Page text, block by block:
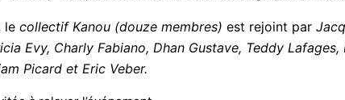
le collectif Kanou (douze membres) est rejoint par
Evy, Charly Fabiano, Dhan Gustave, Teddy
Picard et Eric Veber.
E-mail*